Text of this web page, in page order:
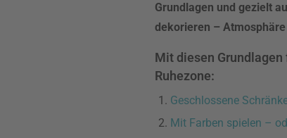
Grundlagen und gezielt
dekorieren –
Mit diesen
Ruhezone:
Geschlossene
Mit Farben spielen –